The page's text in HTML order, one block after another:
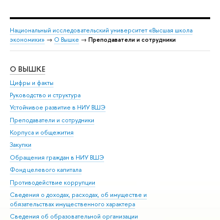
Национальный исследовательский университет «Высшая школа
экономики» → О Вышке → Преподаватели и сотрудники
О ВЫШКЕ
Цифры и факты
Руководство и структура
Устойчивое развитие в НИУ ВШЭ
Преподаватели и сотрудники
Корпуса и общежития
Закупки
Обращения граждан в НИУ ВШЭ
Фонд целевого капитала
Противодействие коррупции
Сведения о доходах, расходах, об имуществе и
обязательствах имущественного характера
Сведения об образовательной организации